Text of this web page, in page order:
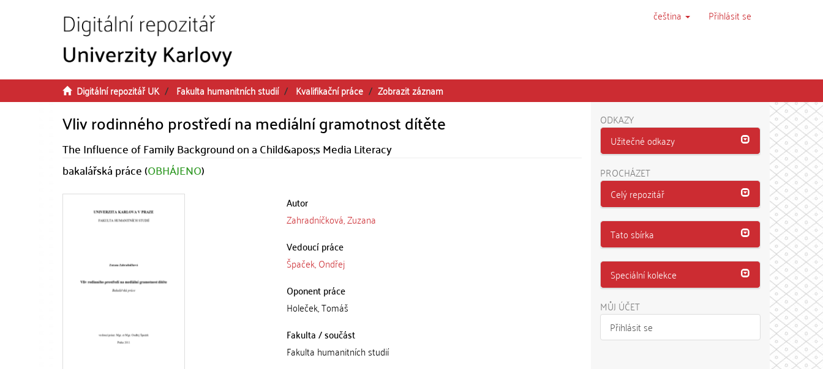
čeština Přihlásit se
Digitální repozitář UK Fakulta humanitních studií Kvalifikační práce Zobrazit záznam
Vliv rodinného prostředí na mediální gramotnost dítěte
The Influence of Family Background on a Child&apos;s Media Literacy
bakalářská práce (OBHÁJENO)
Autor
Zahradníčková, Zuzana
Vedoucí práce
Špaček, Ondřej
Oponent práce
Holeček, Tomáš
Fakulta / součást
Fakulta humanitních studií
ODKAZY
Užitečné odkazy
PROCHÁZET
Celý repozitář
Tato sbírka
Speciální kolekce
MŮJ ÚČET
Přihlásit se